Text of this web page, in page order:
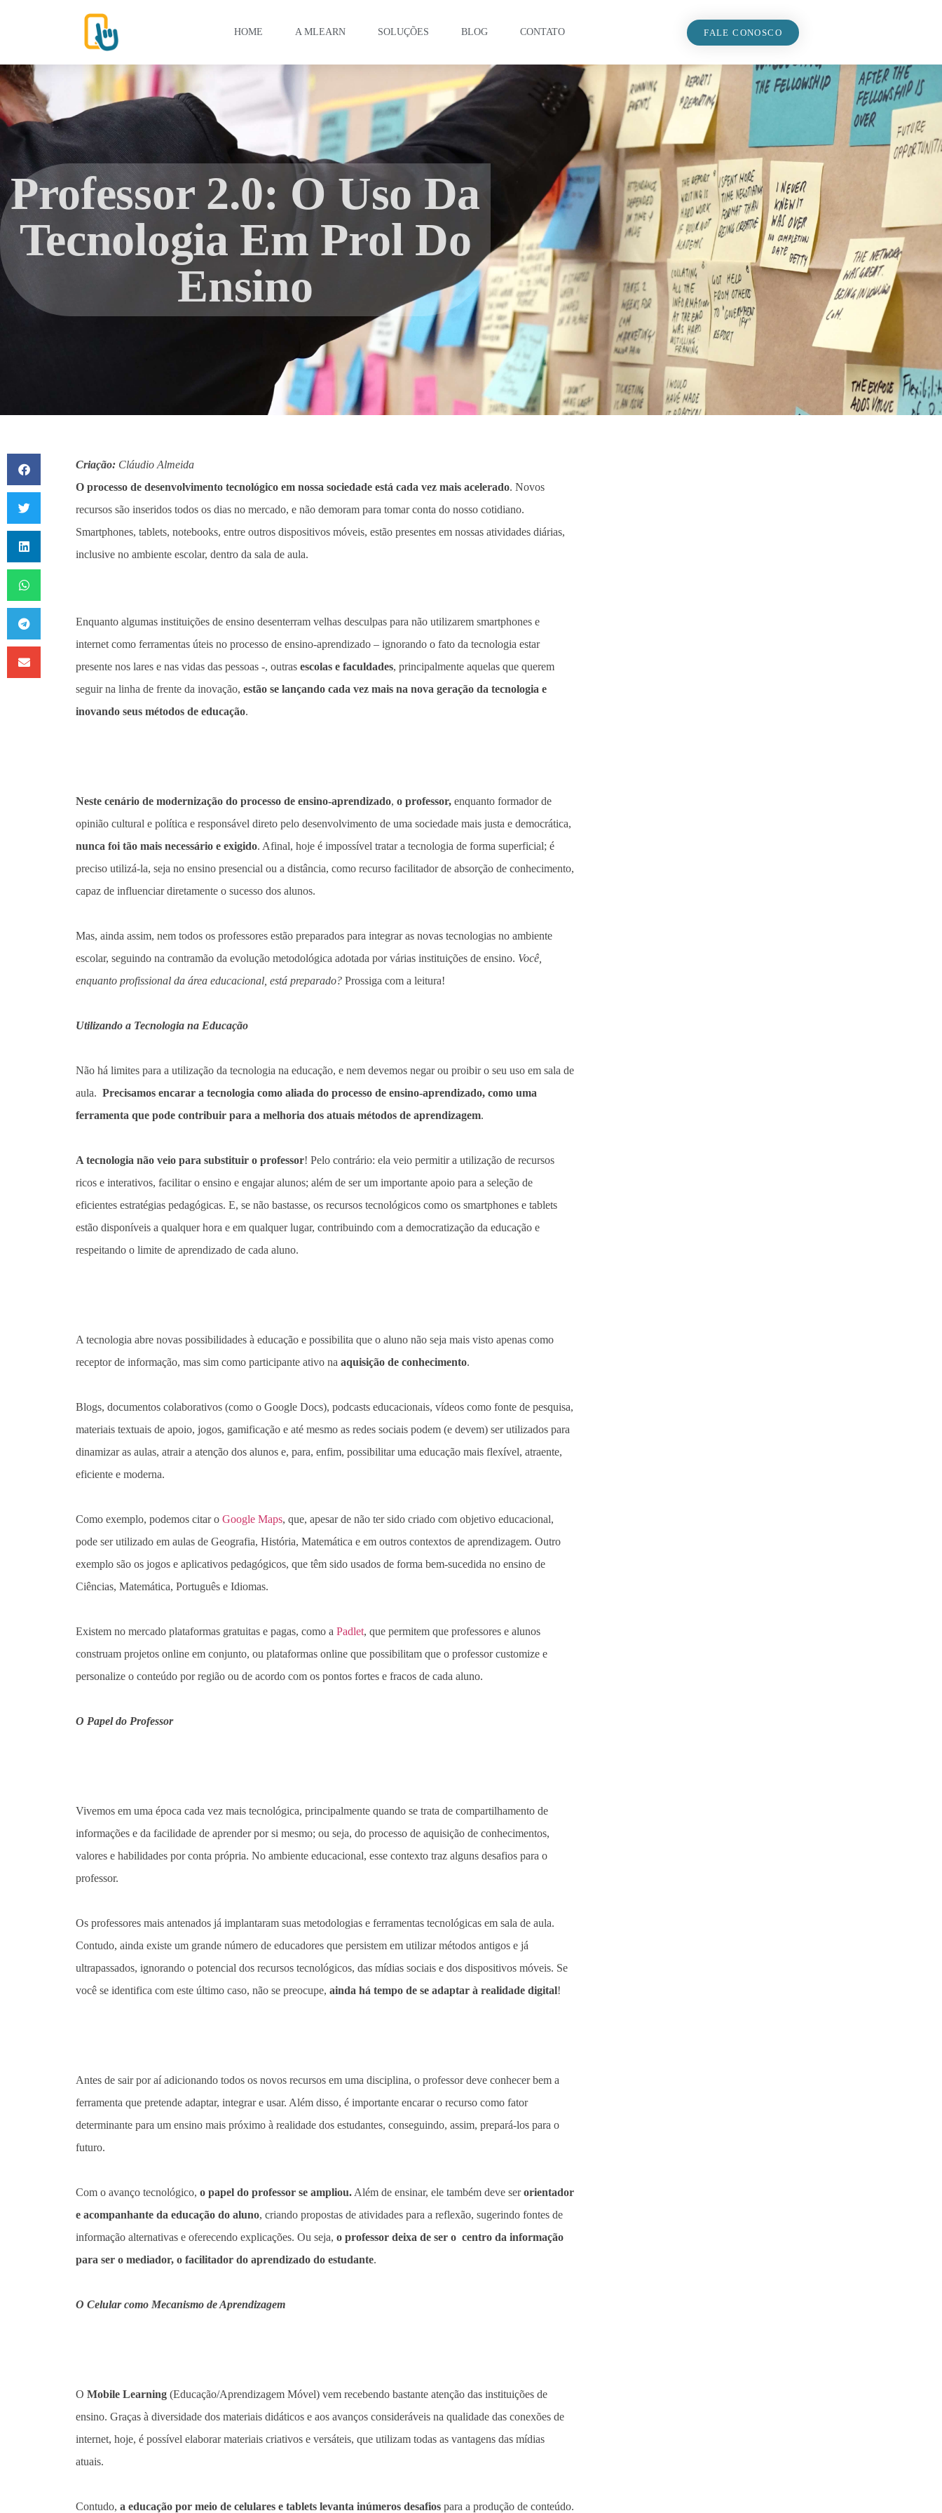
HOME A MLEARN SOLUÇÕES BLOG CONTATO FALE CONOSCO
Professor 2.0: O Uso Da
Tecnologia Em Prol Do
Ensino
Criação: Cláudio Almeida
O processo de desenvolvimento tecnológico em nossa sociedade está cada vez mais acelerado. Novos
recursos são inseridos todos os dias no mercado, e não demoram para tomar conta do nosso cotidiano.
Smartphones, tablets, notebooks, entre outros dispositivos móveis, estão presentes em nossas atividades diárias,
inclusive no ambiente escolar, dentro da sala de aula.
Enquanto algumas instituições de ensino desenterram velhas desculpas para não utilizarem smartphones e
internet como ferramentas úteis no processo de ensino-aprendizado – ignorando o fato da tecnologia estar
presente nos lares e nas vidas das pessoas -, outras escolas e faculdades, principalmente aquelas que querem
seguir na linha de frente da inovação, estão se lançando cada vez mais na nova geração da tecnologia e
inovando seus métodos de educação.
Neste cenário de modernização do processo de ensino-aprendizado, o professor, enquanto formador de
opinião cultural e política e responsável direto pelo desenvolvimento de uma sociedade mais justa e democrática,
nunca foi tão mais necessário e exigido. Afinal, hoje é impossível tratar a tecnologia de forma superficial; é
preciso utilizá-la, seja no ensino presencial ou a distância, como recurso facilitador de absorção de conhecimento,
capaz de influenciar diretamente o sucesso dos alunos.
Mas, ainda assim, nem todos os professores estão preparados para integrar as novas tecnologias no ambiente
escolar, seguindo na contramão da evolução metodológica adotada por várias instituições de ensino. Você,
enquanto profissional da área educacional, está preparado? Prossiga com a leitura!
Utilizando a Tecnologia na Educação
Não há limites para a utilização da tecnologia na educação, e nem devemos negar ou proibir o seu uso em sala de
aula. Precisamos encarar a tecnologia como aliada do processo de ensino-aprendizado, como uma
ferramenta que pode contribuir para a melhoria dos atuais métodos de aprendizagem.
A tecnologia não veio para substituir o professor! Pelo contrário: ela veio permitir a utilização de recursos
ricos e interativos, facilitar o ensino e engajar alunos; além de ser um importante apoio para a seleção de
eficientes estratégias pedagógicas. E, se não bastasse, os recursos tecnológicos como os smartphones e tablets
estão disponíveis a qualquer hora e em qualquer lugar, contribuindo com a democratização da educação e
respeitando o limite de aprendizado de cada aluno.
A tecnologia abre novas possibilidades à educação e possibilita que o aluno não seja mais visto apenas como
receptor de informação, mas sim como participante ativo na aquisição de conhecimento.
Blogs, documentos colaborativos (como o Google Docs), podcasts educacionais, vídeos como fonte de pesquisa,
materiais textuais de apoio, jogos, gamificação e até mesmo as redes sociais podem (e devem) ser utilizados para
dinamizar as aulas, atrair a atenção dos alunos e, para, enfim, possibilitar uma educação mais flexível, atraente,
eficiente e moderna.
Como exemplo, podemos citar o Google Maps, que, apesar de não ter sido criado com objetivo educacional,
pode ser utilizado em aulas de Geografia, História, Matemática e em outros contextos de aprendizagem. Outro
exemplo são os jogos e aplicativos pedagógicos, que têm sido usados de forma bem-sucedida no ensino de
Ciências, Matemática, Português e Idiomas.
Existem no mercado plataformas gratuitas e pagas, como a Padlet, que permitem que professores e alunos
construam projetos online em conjunto, ou plataformas online que possibilitam que o professor customize e
personalize o conteúdo por região ou de acordo com os pontos fortes e fracos de cada aluno.
O Papel do Professor
Vivemos em uma época cada vez mais tecnológica, principalmente quando se trata de compartilhamento de
informações e da facilidade de aprender por si mesmo; ou seja, do processo de aquisição de conhecimentos,
valores e habilidades por conta própria. No ambiente educacional, esse contexto traz alguns desafios para o
professor.
Os professores mais antenados já implantaram suas metodologias e ferramentas tecnológicas em sala de aula.
Contudo, ainda existe um grande número de educadores que persistem em utilizar métodos antigos e já
ultrapassados, ignorando o potencial dos recursos tecnológicos, das mídias sociais e dos dispositivos móveis. Se
você se identifica com este último caso, não se preocupe, ainda há tempo de se adaptar à realidade digital!
Antes de sair por aí adicionando todos os novos recursos em uma disciplina, o professor deve conhecer bem a
ferramenta que pretende adaptar, integrar e usar. Além disso, é importante encarar o recurso como fator
determinante para um ensino mais próximo à realidade dos estudantes, conseguindo, assim, prepará-los para o
futuro.
Com o avanço tecnológico, o papel do professor se ampliou. Além de ensinar, ele também deve serorientador
e acompanhante da educação do aluno, criando propostas de atividades para a reflexão, sugerindo fontes de
informação alternativas e oferecendo explicações. Ou seja, o professor deixa de ser o centro da informação
para ser o mediador, o facilitador do aprendizado do estudante.
O Celular como Mecanismo de Aprendizagem
O Mobile Learning (Educação/Aprendizagem Móvel) vem recebendo bastante atenção das instituições de
ensino. Graças à diversidade dos materiais didáticos e aos avanços consideráveis na qualidade das conexões de
internet, hoje, é possível elaborar materiais criativos e versáteis, que utilizam todas as vantagens das mídias
atuais.
Contudo, a educação por meio de celulares e tablets levanta inúmeros desafios para a produção de conteúdo.